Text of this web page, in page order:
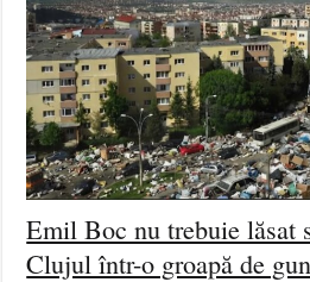
Emil Boc nu trebuie lăsat
Clujul într-o groapă de